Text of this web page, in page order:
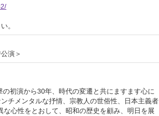
。
演＞
初演から30年、時代の変遷と共にますます心に
チメンタルな抒情、宗教人の世俗性、日本主義者
心性をとおして、昭和の歴史を顧み、明日を展